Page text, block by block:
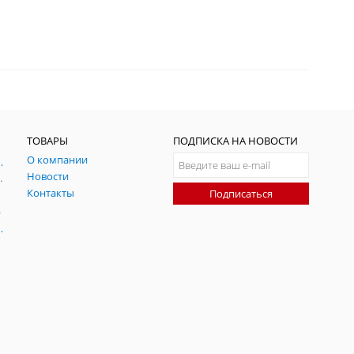
ГНСС
помех
помех
ТОВАРЫ
О компании
Новости
Контакты
ПОДПИСКА НА НОВОСТИ
Подписаться